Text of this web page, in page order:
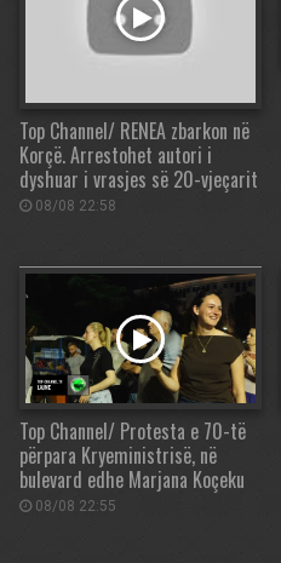
Top Channel/ RENEA zbarkon në
Korçë. Arrestohet autori i
dyshuar i vrasjes së 20-vjeçarit
08/08 22:58
Top Channel/ Protesta e 70-të
përpara Kryeministrisë, në
bulevard edhe Marjana Koçeku
08/08 22:55